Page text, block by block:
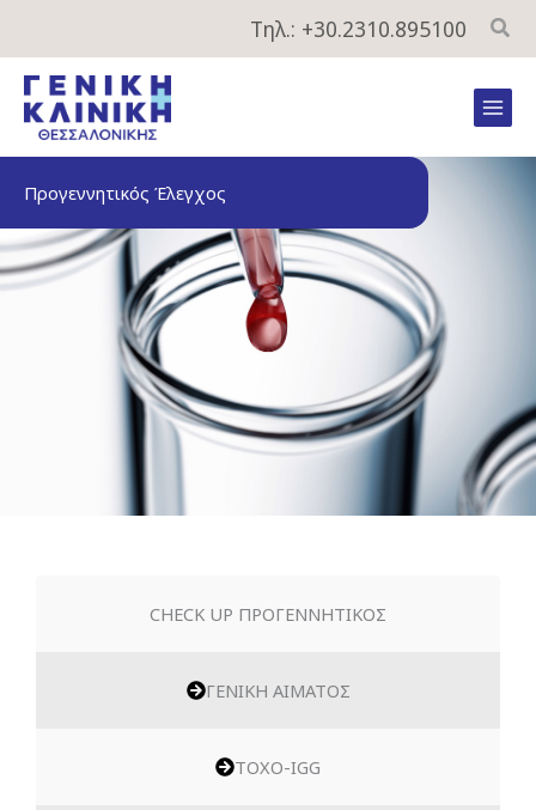
περιεχόμενο
Τηλ.: +30.2310.895100
Προγεννητικός Έλεγχος
CHECK UP ΠΡΟΓΕΝΝΗΤΙΚΟΣ
ΓΕΝΙΚΗ ΑΙΜΑΤΟΣ
TOXO-IGG